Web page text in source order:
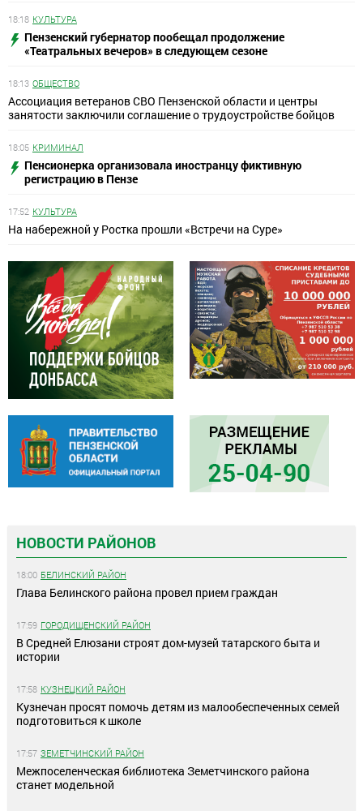
18:18 КУЛЬТУРА
Пензенский губернатор пообещал продолжение
«Театральных вечеров» в следующем сезоне
18:13 ОБЩЕСТВО
Ассоциация ветеранов СВО Пензенской области и центры
занятости заключили соглашение о трудоустройстве бойцов
18:05 КРИМИНАЛ
Пенсионерка организовала иностранцу фиктивную
регистрацию в Пензе
17:52 КУЛЬТУРА
На набережной у Ростка прошли «Встречи на Суре»
НОВОСТИ РАЙОНОВ
18:00 БЕЛИНСКИЙ РАЙОН
Глава Белинского района провел прием граждан
17:59 ГОРОДИЩЕНСКИЙ РАЙОН
В Средней Елюзани строят дом-музей татарского быта и
истории
17:58 КУЗНЕЦКИЙ РАЙОН
Кузнечан просят помочь детям из малообеспеченных семей
подготовиться к школе
17:57 ЗЕМЕТЧИНСКИЙ РАЙОН
Межпоселенческая библиотека Земетчинского района
станет модельной